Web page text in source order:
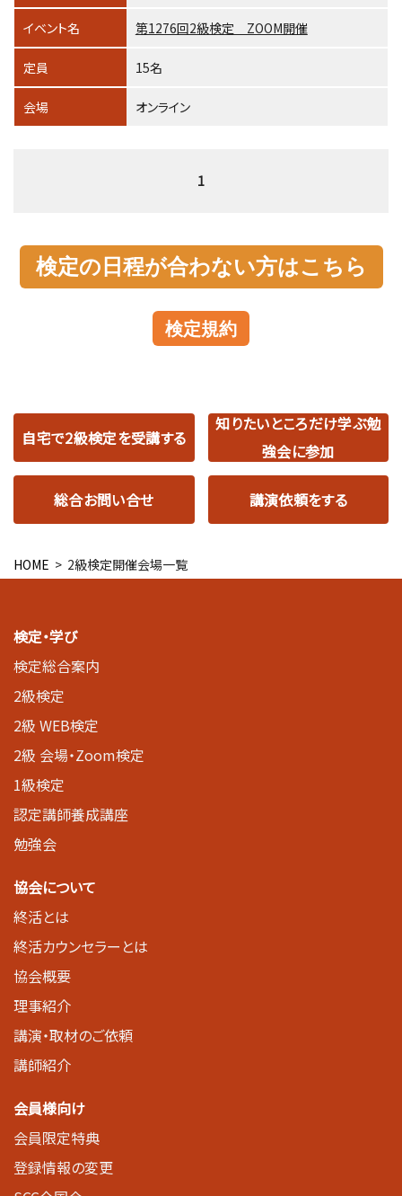
イベント名 第1276回2級検定 ZOOM開催
定員 15名
会場 オンライン
1
検定の日程が合わない方はこちら
検定規約
自宅で2級検定を受講する
知りたいところだけ学ぶ勉
強会に参加
総合お問い合せ 講演依頼をする
HOME > 2級検定開催会場一覧
検定・学び
検定総合案内
2級検定
2級 WEB検定
2級 会場・Zoom検定
1級検定
認定講師養成講座
勉強会
協会について
終活とは
終活カウンセラーとは
協会概要
理事紹介
講演・取材のご依頼
講師紹介
会員様向け
会員限定特典
登録情報の変更